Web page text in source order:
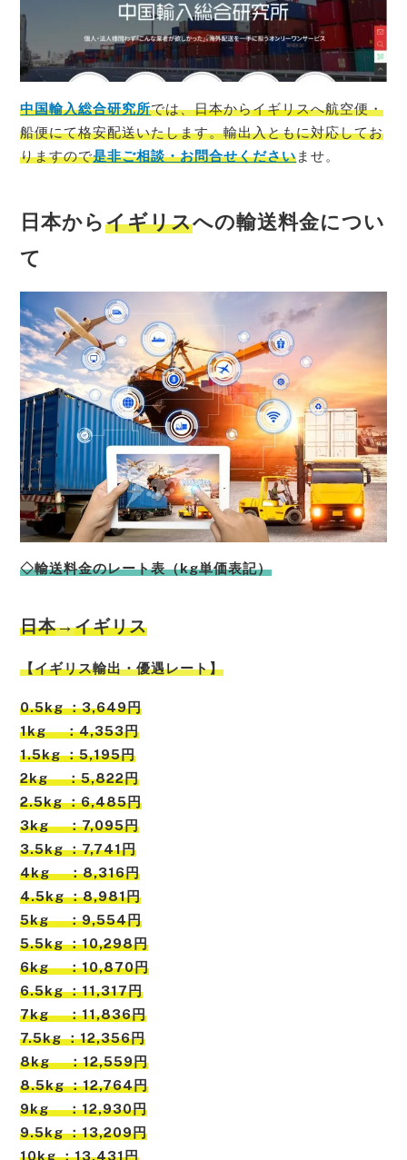
中国輸入総合研究所では、日本からイギリスへ航空便・
船便にて格安配送いたします。輸出入ともに対応してお
りますので是非ご相談・お問合せくださいませ。
日本からイギリスへの輸送料金につい
て
◇輸送料金のレート表（kg単価表記）
日本→イギリス
【イギリス輸出・優遇レート】
0.5kg ：3,649円
1kg ：4,353円
1.5kg ：5,195円
2kg ：5,822円
2.5kg ：6,485円
3kg ：7,095円
3.5kg ：7,741円
4kg ：8,316円
4.5kg ：8,981円
5kg ：9,554円
5.5kg ：10,298円
6kg ：10,870円
6.5kg ：11,317円
7kg ：11,836円
7.5kg ：12,356円
8kg ：12,559円
8.5kg ：12,764円
9kg ：12,930円
9.5kg ：13,209円
10kg ：13,431円